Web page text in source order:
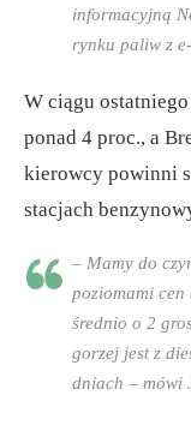
informacyjną
rynku paliw z
W ciągu
ponad 4 proc., a
kierowcy powinni
stacjach
– Mamy do
poziomami cen
średnio o 2
gorzej jest z
dniach – mówi